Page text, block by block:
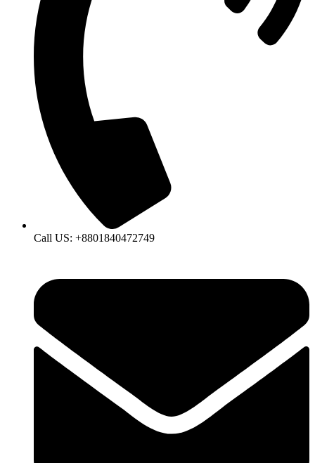
Call US: +8801840472749